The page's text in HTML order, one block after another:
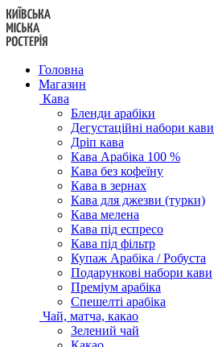
Перейти
до
вмісту
Головна
Магазин
Кава
Бленди арабіки
Дегустаційні набори кави
Дріп кава
Кава Арабіка 100 %
Кава без кофеїну
Кава в зернах
Кава для джезви (турки)
Кава мелена
Кава під еспресо
Кава під фільтр
Купаж Арабіка / Робуста
Подарункові набори кави
Преміум арабіка
Спешелті арабіка
Чай, матча, какао
Зелений чай